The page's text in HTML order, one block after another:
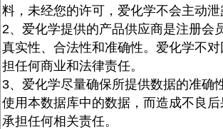
料，未经您的许可，爱化学不会主动泄
2、爱化学提供的产品供应商是注册会
真实性、合法性和准确性。爱化学不
担任何商业和法律责任。
3、爱化学尽量确保所提供数据的准确
使用本数据库中的数据，而造成不良
承担任何相关责任。